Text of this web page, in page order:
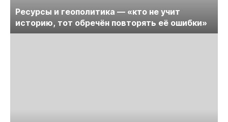
Ресурсы и геополитика — «кто не учит
историю, тот обречён повторять её ошибки»